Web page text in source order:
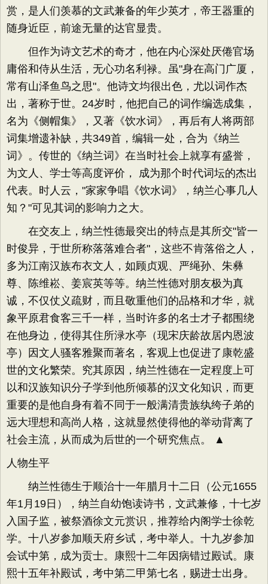
赏，是人们羡慕的文武兼备的年少英才，帝王器重的
随身近臣，前途无量的达官显贵。
但作为诗文艺术的奇才，他在内心深处厌倦官场
庸俗和侍从生活，无心功名利禄。虽"身在高门广厦，
常有山泽鱼鸟之思"。他诗文均很出色，尤以词作杰
出，著称于世。24岁时，他把自己的词作编选成集，
名为《侧帽集》，又著《饮水词》，再后有人将两部
词集增遗补缺，共349首，编辑一处，合为《纳兰
词》。传世的《纳兰词》在当时社会上就享有盛誉，
为文人、学士等高度评价， 成为那个时代词坛的杰出
代表。时人云，"家家争唱《饮水词》，纳兰心事几人
知？"可见其词的影响力之大。
在交友上，纳兰性德最突出的特点是其所交"皆一
时俊异，于世所称落落难合者"，这些不肯落俗之人，
多为江南汉族布衣文人，如顾贞观、严绳孙、朱彝
尊、陈维崧、姜宸英等等。纳兰性德对朋友极为真
诚，不仅仗义疏财，而且敬重他们的品格和才华，就
象平原君食客三千一样，当时许多的名士才子都围绕
在他身边，使得其住所渌水亭（现宋庆龄故居内恩波
亭）因文人骚客雅聚而著名，客观上也促进了康乾盛
世的文化繁荣。究其原因，纳兰性德在一定程度上可
以和汉族知识分子学到他所倾慕的汉文化知识，而更
重要的是他自身有着不同于一般满清贵族纨绔子弟的
远大理想和高尚人格，这就显然使得他的举动背离了
社会主流，从而成为后世的一个研究焦点。 ▲
人物生平
纳兰性德生于顺治十一年腊月十二日（公元1655
年1月19日），纳兰自幼饱读诗书，文武兼修，十七岁
入国子监，被祭酒徐文元赏识，推荐给内阁学士徐乾
学。十八岁参加顺天府乡试，考中举人。十九岁参加
会试中第，成为贡士。康熙十二年因病错过殿试。康
熙十五年补殿试，考中第二甲第七名，赐进士出身。